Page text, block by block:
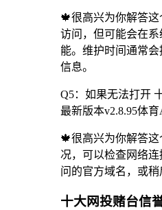
🍁很高兴为你解答
访问，但可能会在
能。维护时间通常
信息。
Q5：如果无法打开
最新版本v2.8.95体育
🍁很高兴为你解答
况，可以检查网络
问的官方域名，或稍
十大网投赌台信